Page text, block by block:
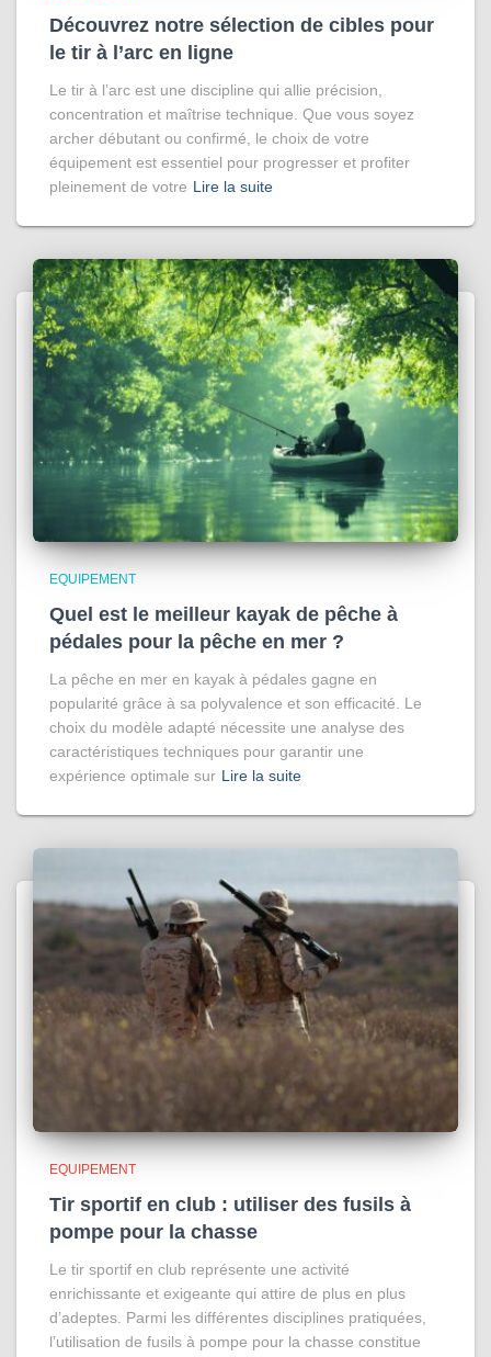
Découvrez notre sélection de cibles pour
le tir à l’arc en ligne
Le tir à l’arc est une discipline qui allie précision,
concentration et maîtrise technique. Que vous soyez
archer débutant ou confirmé, le choix de votre
équipement est essentiel pour progresser et profiter
pleinement de votre Lire la suite
EQUIPEMENT
Quel est le meilleur kayak de pêche à
pédales pour la pêche en mer ?
La pêche en mer en kayak à pédales gagne en
popularité grâce à sa polyvalence et son efficacité. Le
choix du modèle adapté nécessite une analyse des
caractéristiques techniques pour garantir une
expérience optimale sur Lire la suite
EQUIPEMENT
Tir sportif en club : utiliser des fusils à
pompe pour la chasse
Le tir sportif en club représente une activité
enrichissante et exigeante qui attire de plus en plus
d’adeptes. Parmi les différentes disciplines pratiquées,
l’utilisation de fusils à pompe pour la chasse constitue